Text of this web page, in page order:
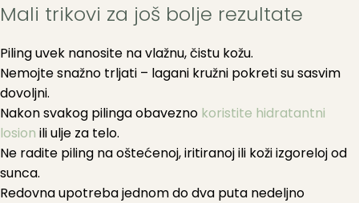
Mali trikovi za još bolje rezultate
Piling uvek nanosite na vlažnu, čistu kožu.
Nemojte snažno trljati – lagani kružni pokreti su sasvim
dovoljni.
Nakon svakog pilinga obavezno koristite hidratantni
losion ili ulje za telo.
Ne radite piling na oštećenoj, iritiranoj ili koži izgoreloj od
sunca.
Redovna upotreba jednom do dva puta nedeljno